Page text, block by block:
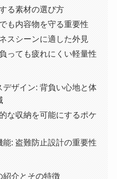
る素材の選び方
も内容物を守る重要性
スシーンに適した外見
っても疲れにくい軽量性
デザイン: 背負い心地と体
な収納を可能にするポケ
能: 盗難防止設計の重要性
紹介とその特徴